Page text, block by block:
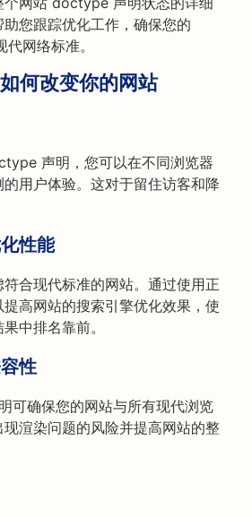
您跟踪优化工作，确保您的
网络标准。
何改变你的网站
声明，您可以在不同浏览器
用户体验。这对于留住访客和降
性能
合现代标准的网站。通过使用正
高网站的搜索引擎优化效果，使
中排名靠前。
性
可确保您的网站与所有现代浏览
渲染问题的风险并提高网站的整